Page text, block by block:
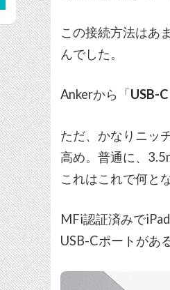
この接続方法はあ
んでした。
Ankerから「USB-
ただ、かなりニッ
高め。普通に、
これはこれで何と
MFi認証済みで
USB-Cポートがあ